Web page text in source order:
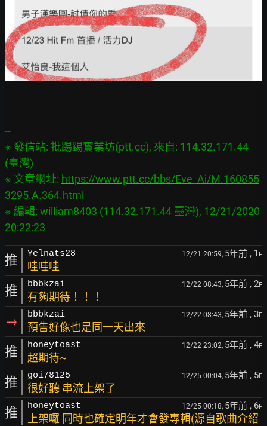
※ 發信站: 批踢踢實業坊(ptt.cc), 來自: 114.32.171.44
(臺灣)
※ 文章網址: https://www.ptt.cc/bbs/Eve_Ai/M.160855
3295.A.364.html
※ 編輯: william8403 (114.32.171.44 臺灣), 12/21/2020
推 Yelnats28 12/21 20:59, 5年前 , 1 F
哇哇哇
推 bbbkzai 12/22 08:43, 5年前 , 2F
有夠期待！！！
→ bbbkzai 12/22 08:43, 5年前 , 3F
預告好像也是同一天出來
推 honeytoast 12/22 23:02, 5年前 , 4F
超期待~
推 goi78125 12/25 00:04, 5年前 , 5F
很好聽 串流上架了
推 honeytoast 12/25 00:18, 5年前 , 6F
上架囉 同時也確定明年才會發專輯(源自歌曲介紹